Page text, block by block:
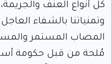
كل أنواع العنف والجريمة،
وتمنياتنا بالشفاء
المصاب المستمر
مُلحة من قبل حكومة